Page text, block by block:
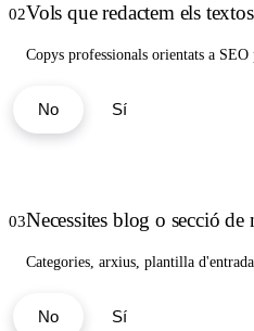
02Vols que redactem els
Copys professionals orientats a SEO
No Sí
03Necessites blog o secció de
Categories, arxius, plantilla d'entrada
No Sí